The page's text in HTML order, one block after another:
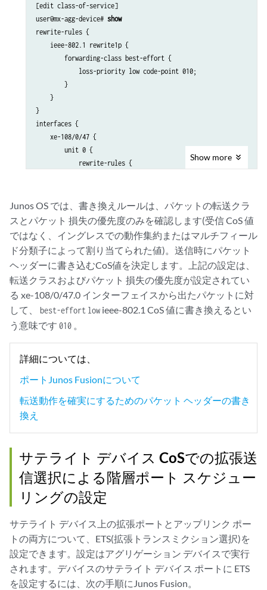
[edit class-of-service]
user@mx-agg-device# show
rewrite-rules {
    ieee-802.1 rewrite1p {
        forwarding-class best-effort {
            loss-priority low code-point 010;
        }
    }
}
interfaces {
    xe-108/0/47 {
        unit 0 {
            rewrite-rules {
        }
    }
Show more
Junos OS では、書き換えルールは、パケットの転送クラ
スとパケット 損失の優先度のみを確認します(受信 CoS 値
ではなく、イングレスでの動作集約またはマルチフィール
ド分類子によって割り当てられた値)。送信時にパケット
ヘッダーに書き込むCoS値を決定します。上記の設定は、
転送クラスおよびパケット 損失の優先度が設定されてい
る xe-108/0/47.0 インターフェイスから出たパケットに対
して、 best-effort low ieee-802.1 CoS 値に書き換えるとい
う意味です 010
詳細については、
ポートJunos Fusionについて
転送動作を確実にするためのパケット ヘッダーの書き
換え
サテライト デバイス CoSでの拡張送
信選択による階層ポート スケジュー
リングの設定
サテライト デバイス上の拡張ポートとアップリンク ポー
トの両方について、ETS(拡張トランスミクション選択)を
設定できます。設定はアグリゲーション デバイスで実行
されます。デバイスのサテライト デバイス ポートに ETS
を設定するには、次の手順にJunos Fusion。